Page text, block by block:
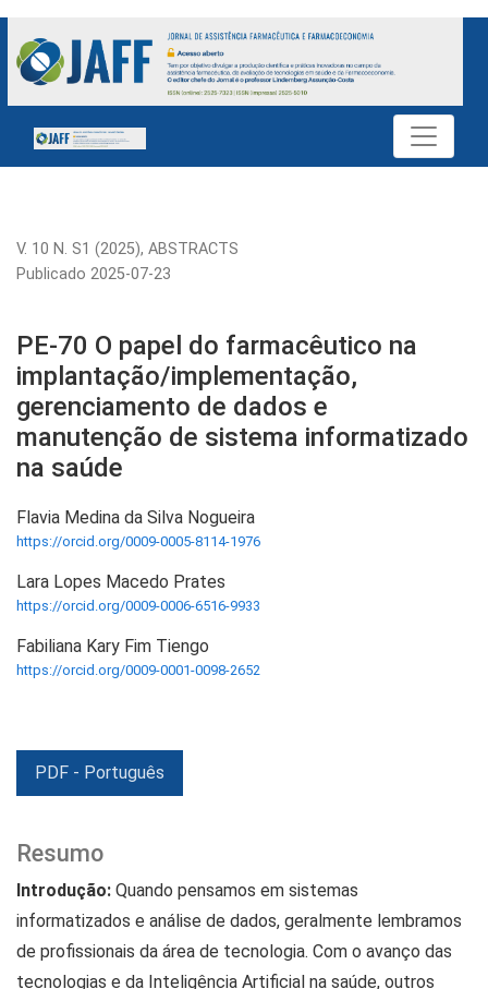
PE-70 O papel do farmacêutico na implantação/
V. 10 N. S1 (2025), ABSTRACTS
PE-70 O papel do farmacêutico na
implantação/implementação,
gerenciamento de dados e
manutenção de sistema informatizado
na saúde
Publicado 2025-07-23
Flavia Medina da Silva Nogueira
https://orcid.org/0009-0005-8114-1976
Lara Lopes Macedo Prates
https://orcid.org/0009-0006-6516-9933
Fabiliana Kary Fim Tiengo
https://orcid.org/0009-0001-0098-2652
PDF - Português
Resumo
Introdução: Quando pensamos em sistemas
informatizados e análise de dados, geralmente lembramos
de profissionais da área de tecnologia. Com o avanço das
tecnologias e da Inteligência Artificial na saúde, outros